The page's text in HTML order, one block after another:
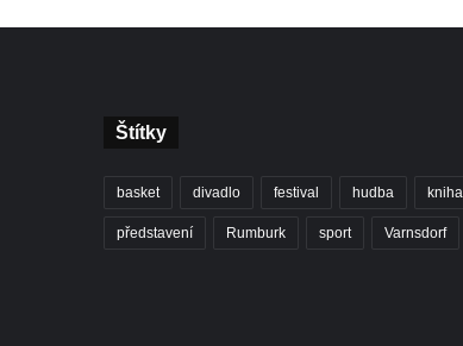
Štítky
basket divadlo festival hudba kniha
představení Rumburk sport Varnsdorf